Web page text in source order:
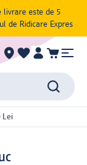
livrare este de 5
de Ridicare Expres
Lei